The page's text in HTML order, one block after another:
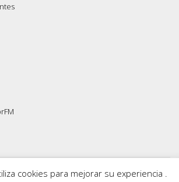
Aviso legal|Política de privacidad |Política de cookies
cookies para mejorar su experiencia .